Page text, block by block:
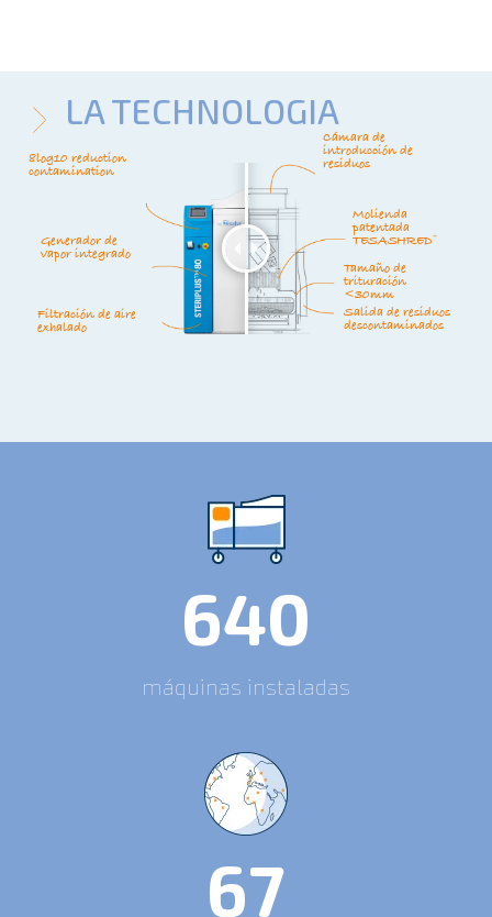
LA TECHNOLOGIA
8log10 reduction
contamination
Generador de
vapor integrado
Filtración de aire
exhalado
Cámara de
introducción de
residuos
Molienda
patentada
TESASHRED™
Tamaño de
trituración
<30mm
Salida de residuos
descontaminados
640
máquinas instaladas
67